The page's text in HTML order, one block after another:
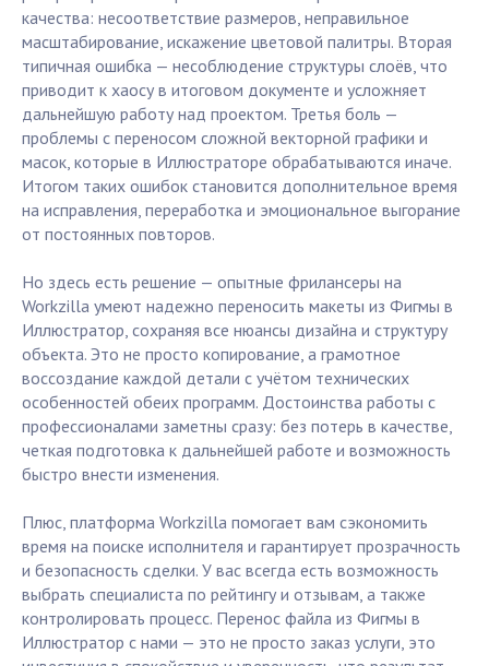
качества: несоответствие размеров, неправильное
масштабирование, искажение цветовой палитры. Вторая
типичная ошибка — несоблюдение структуры слоёв, что
приводит к хаосу в итоговом документе и усложняет
дальнейшую работу над проектом. Третья боль —
проблемы с переносом сложной векторной графики и
масок, которые в Иллюстраторе обрабатываются иначе.
Итогом таких ошибок становится дополнительное время
на исправления, переработка и эмоциональное выгорание
от постоянных повторов.
Но здесь есть решение — опытные фрилансеры на
Workzilla умеют надежно переносить макеты из Фигмы в
Иллюстратор, сохраняя все нюансы дизайна и структуру
объекта. Это не просто копирование, а грамотное
воссоздание каждой детали с учётом технических
особенностей обеих программ. Достоинства работы с
профессионалами заметны сразу: без потерь в качестве,
четкая подготовка к дальнейшей работе и возможность
быстро внести изменения.
Плюс, платформа Workzilla помогает вам сэкономить
время на поиске исполнителя и гарантирует прозрачность
и безопасность сделки. У вас всегда есть возможность
выбрать специалиста по рейтингу и отзывам, а также
контролировать процесс. Перенос файла из Фигмы в
Иллюстратор с нами — это не просто заказ услуги, это